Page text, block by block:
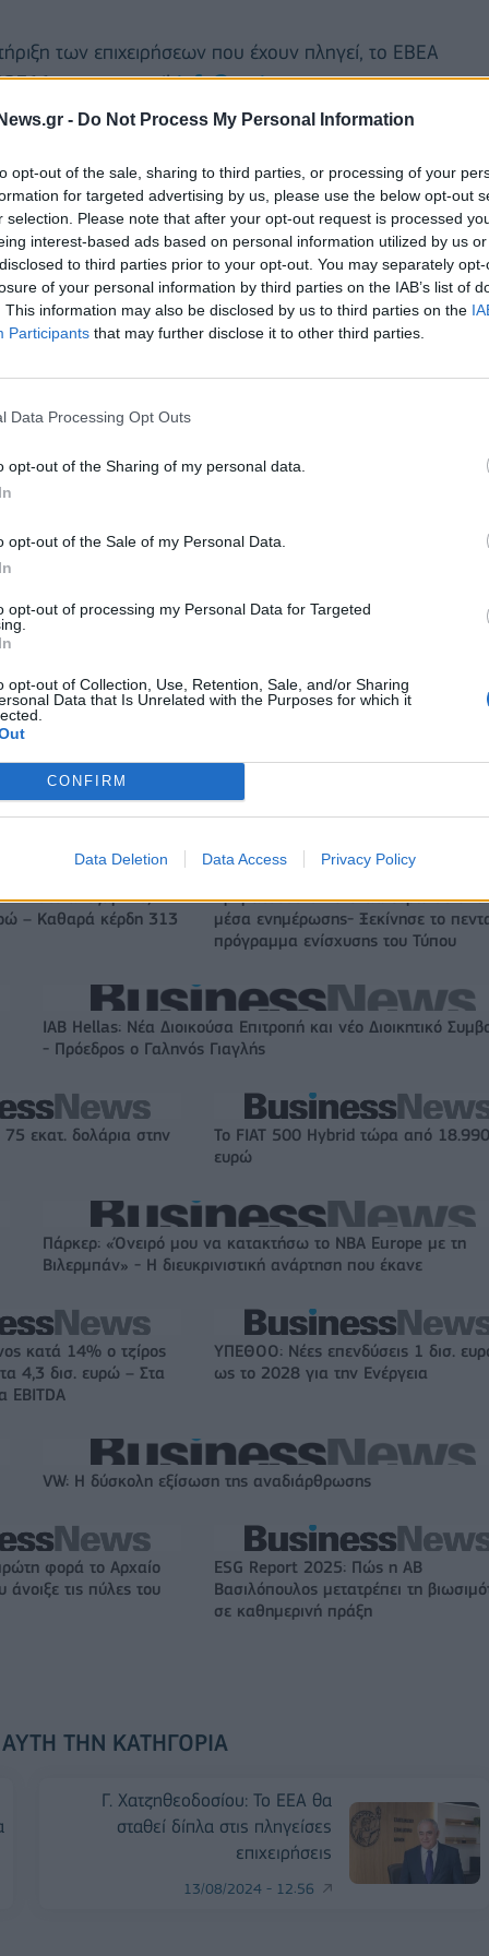
- Do Not Process My Personal Information
opt-out of the sale, sharing to third parties, or processing of your
for targeted advertising by us, please use the below opt-out
selection. Please note that after your opt-out request is processed
interest-based ads based on personal information utilized by us
to third parties prior to your opt-out. You may separately
of your personal information by third parties on the IAB’s list of
This information may also be disclosed by us to third parties on the
Participants that may further disclose it to other third parties.
Data Processing Opt Outs
opt-out of the Sharing of my personal data.
opt-out of the Sale of my Personal Data.
opt-out of processing my Personal Data for Targeted
opt-out of Collection, Use, Retention, Sale, and/or Sharing
Data that Is Unrelated with the Purposes for which it
CONFIRM
Data Deletion Data Access Privacy Policy
των επιχειρήσεων που έχουν πληγεί, το ΕΒΕΑ
και στα emailinfo@acci.grκαι
από ειδικούς εμπειρογνώμονες, δηλώσεις
Ευρωπαϊκό Κορασίδων Β' Κατηγορίας: Πρεμιέρα με νίκη για
στο α' εξάμηνο,
– Καθαρά κέρδη 313
Χρηματοδότηση 8 εκατ. ευρώ σε 843
μέσα ενημέρωσης- Ξεκίνησε το
πρόγραμμα ενίσχυσης του Τύπου
IAB Hellas: Νέα Διοικούσα Επιτροπή και νέο Διοικητικό
- Πρόεδρος ο Γαληνός Γιαγλής
εκατ. δολάρια στην
Το FIAT 500 Hybrid τώρα από 18.990
ευρώ
Πάρκερ: «Όνειρό μου να κατακτήσω το ΝΒΑ Europe με τη
Βιλερμπάν» - Η διευκρινιστική ανάρτηση που έκανε
κατά 14% ο τζίρος
4,3 δισ. ευρώ – Στα
EBITDA
ΥΠΕΘΟΟ: Νέες επενδύσεις 1 δισ.
ως το 2028 για την Ενέργεια
VW: Η δύσκολη εξίσωση της αναδιάρθρωσης
φορά το Αρχαίο
τις πύλες του
ESG Report 2025: Πώς η ΑΒ
Βασιλόπουλος μετατρέπει τη
σε καθημερινή πράξη
ΤΗΝ ΚΑΤΗΓΟΡΊΑ
Γ. Χατζηθεοδοσίου: Το ΕΕΑ θα
σταθεί δίπλα στις πληγείσες
επιχειρήσεις
13/08/2024 - 12:56